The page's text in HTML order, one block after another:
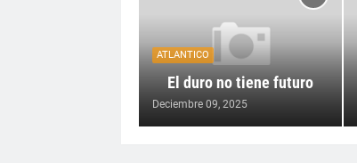
ATLANTICO
El duro no tiene futuro
Deciembre 09, 2025